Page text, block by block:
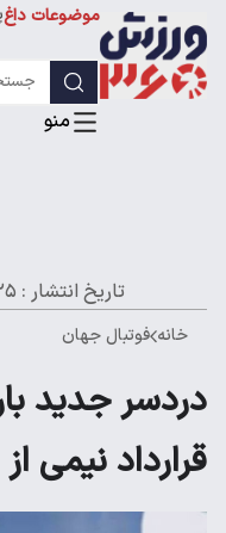
موضوعات داغ
تاریخ انتشار : ۲۵ مهر
خانه فوتبال جهان
دردسر جدید
قرارداد نیمی